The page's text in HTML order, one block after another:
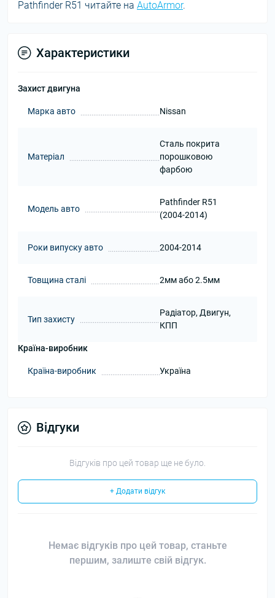
Pathfinder R51 читайте на AutoArmor.
Характеристики
Захист двигуна
Марка авто Nissan
Матеріал
Сталь покрита
порошковою
фарбою
Модель авто
Pathfinder R51
(2004-2014)
Роки випуску авто 2004-2014
Товщина сталі 2мм або 2.5мм
Тип захисту
Радіатор, Двигун,
КПП
Країна-виробник
Країна-виробник Україна
Відгуки
Відгуків про цей товар ще не було.
+ Додати відгук
Немає відгуків про цей товар, станьте
першим, залиште свій відгук.